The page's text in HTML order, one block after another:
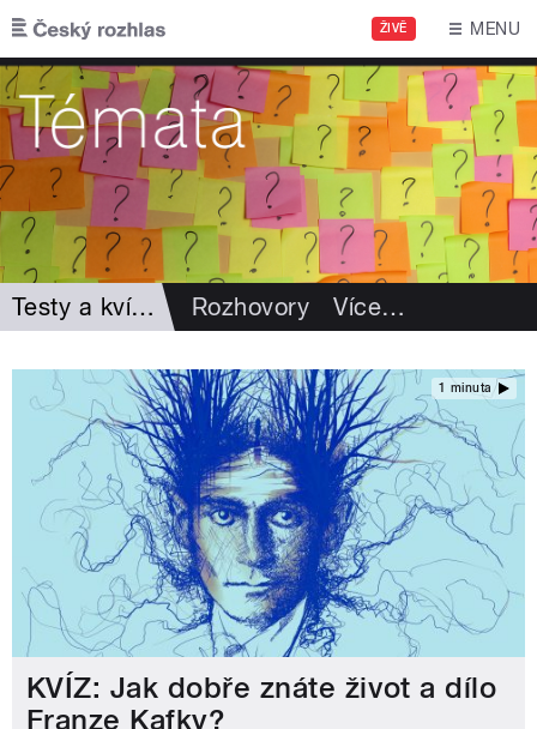
Přejít k hlavnímu obsahu
ŽIVĚ MENU
Testy a kvízy Rozhovory Více…
1 minuta
KVÍZ: Jak dobře znáte život a dílo
Franze Kafky?